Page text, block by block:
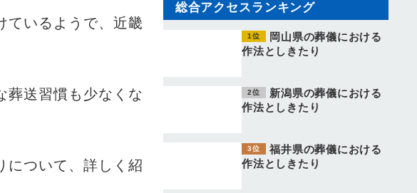
ているようで、近畿
葬送習慣も少なくな
について、詳しく紹
総合アクセスランキング
岡山県の葬儀における
作法としきたり
新潟県の葬儀における
作法としきたり
福井県の葬儀における
作法としきたり